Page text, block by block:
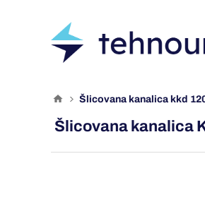
šlicovana kanalica kkd
Šlicovana kanalica